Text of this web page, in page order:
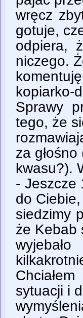
wręcz
gotuje,
odpiera,
niczego.
kopiarko-
Sprawy
tego, że
za
kwasu?).
- Jeszcze
do
siedzimy
że Kebab
sytuacji i